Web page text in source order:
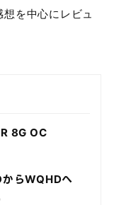
を中心にレビュ
8G OC
らWQHDへ